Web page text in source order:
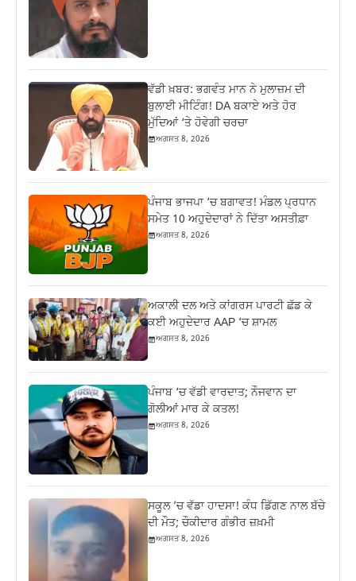
ਵੱਡੀ ਖ਼ਬਰ: ਭਗਵੰਤ ਮਾਨ ਨੇ ਮੁਲਾਜ਼ਮ ਦੀ
ਬੁਲਾਈ ਮੀਟਿੰਗ! DA ਬਕਾਏ ਅਤੇ ਹੋਰ
ਮੁੱਦਿਆਂ ‘ਤੇ ਹੋਵੇਗੀ ਚਰਚਾ
ਅਗਸਤ 8, 2026
ਪੰਜਾਬ ਭਾਜਪਾ ‘ਚ ਬਗਾਵਤ! ਮੰਡਲ ਪ੍ਰਧਾਨ
ਸਮੇਤ 10 ਅਹੁਦੇਦਾਰਾਂ ਨੇ ਦਿੱਤਾ ਅਸਤੀਫ਼ਾ
ਅਗਸਤ 8, 2026
ਅਕਾਲੀ ਦਲ ਅਤੇ ਕਾਂਗਰਸ ਪਾਰਟੀ ਛੱਡ ਕੇ
ਕਈ ਅਹੁਦੇਦਾਰ AAP ‘ਚ ਸ਼ਾਮਲ
ਅਗਸਤ 8, 2026
ਪੰਜਾਬ ‘ਚ ਵੱਡੀ ਵਾਰਦਾਤ; ਨੌਜਵਾਨ ਦਾ
ਗੋਲੀਆਂ ਮਾਰ ਕੇ ਕਤਲ!
ਅਗਸਤ 8, 2026
ਸਕੂਲ ’ਚ ਵੱਡਾ ਹਾਦਸਾ! ਕੰਧ ਡਿੱਗਣ ਨਾਲ ਬੱਚੇ
ਦੀ ਮੌਤ; ਚੌਕੀਦਾਰ ਗੰਭੀਰ ਜ਼ਖ਼ਮੀ
ਅਗਸਤ 8, 2026